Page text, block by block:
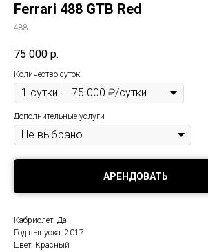
Ferrari 488 GTB Red
488
75 000 р.
Количество суток
Дополнительные услуги
АРЕНДОВАТЬ
Кабриолет: Да
Год выпуска: 2017
Цвет: Красный